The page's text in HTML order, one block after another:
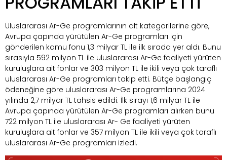
Uluslararası Ar-Ge programlarının alt kategorilerine göre,
Avrupa çapında yürütülen Ar-Ge programları için
gönderilen kamu fonu 1,3 milyar TL ile ilk sırada yer aldı. Bunu
sırasıyla 592 milyon TL ile uluslararası Ar-Ge faaliyeti yürüten
kuruluşlara ait fonlar ve 303 milyon TL ile ikili veya çok taraflı
uluslararası Ar-Ge programları takip etti. Bütçe başlangıç
ödeneğine göre uluslararası Ar-Ge programlarına 2024
yılında 2,7 milyar TL tahsis edildi. İlk sırayı 1,6 milyar TL ile
Avrupa çapında yürütülen Ar-Ge programları alırken bunu
722 milyon TL ile uluslararası Ar- Ge faaliyeti yürüten
kuruluşlara ait fonlar ve 357 milyon TL ile ikili veya çok taraflı
uluslararası Ar-Ge programları izledi.